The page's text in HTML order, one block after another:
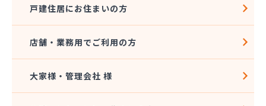
戸建住居にお住まいの方
店舗・業務用でご利用の方
大家様・管理会社 様